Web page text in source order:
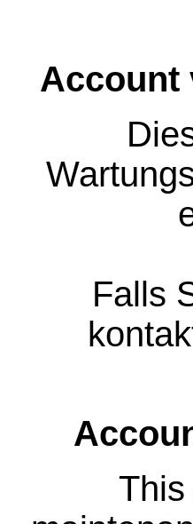
Account
Falls